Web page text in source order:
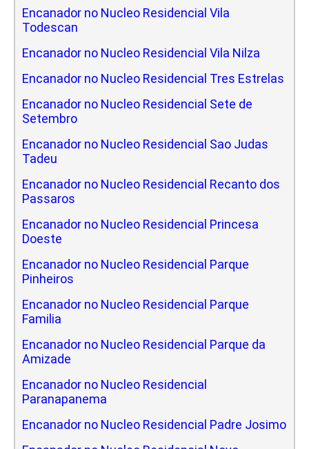
Encanador no Nucleo Residencial Vila
Todescan
Encanador no Nucleo Residencial Vila Nilza
Encanador no Nucleo Residencial Tres Estrelas
Encanador no Nucleo Residencial Sete de
Setembro
Encanador no Nucleo Residencial Sao Judas
Tadeu
Encanador no Nucleo Residencial Recanto dos
Passaros
Encanador no Nucleo Residencial Princesa
Doeste
Encanador no Nucleo Residencial Parque
Pinheiros
Encanador no Nucleo Residencial Parque
Familia
Encanador no Nucleo Residencial Parque da
Amizade
Encanador no Nucleo Residencial
Paranapanema
Encanador no Nucleo Residencial Padre Josimo